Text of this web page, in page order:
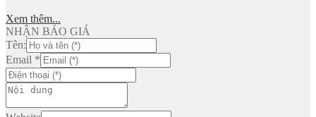
Xem thêm...
NHẬN BÁO GIÁ
Tên:
Email *